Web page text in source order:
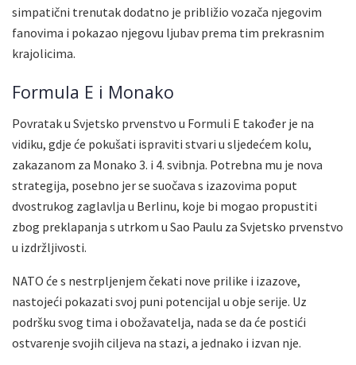
simpatični trenutak dodatno je približio vozača njegovim
fanovima i pokazao njegovu ljubav prema tim prekrasnim
krajolicima.
Formula E i Monako
Povratak u Svjetsko prvenstvo u Formuli E također je na
vidiku, gdje će pokušati ispraviti stvari u sljedećem kolu,
zakazanom za Monako 3. i 4. svibnja. Potrebna mu je nova
strategija, posebno jer se suočava s izazovima poput
dvostrukog zaglavlja u Berlinu, koje bi mogao propustiti
zbog preklapanja s utrkom u Sao Paulu za Svjetsko prvenstvo
u izdržljivosti.
NATO će s nestrpljenjem čekati nove prilike i izazove,
nastojeći pokazati svoj puni potencijal u obje serije. Uz
podršku svog tima i obožavatelja, nada se da će postići
ostvarenje svojih ciljeva na stazi, a jednako i izvan nje.